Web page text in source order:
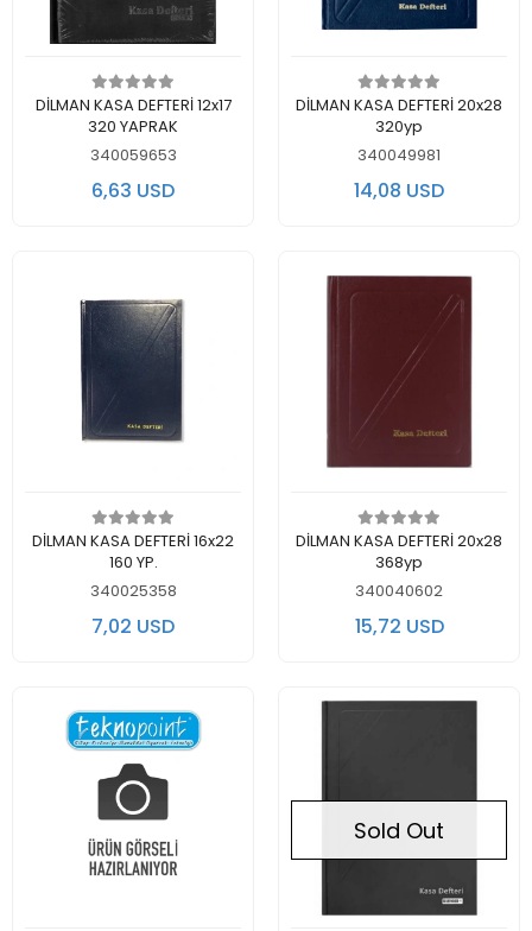
Add to cart
DİLMAN KASA DEFTERİ 12x17
320 YAPRAK
340059653
6,63 USD
Add to cart
DİLMAN KASA DEFTERİ 20x28
320yp
340049981
14,08 USD
Add to cart
DİLMAN KASA DEFTERİ 16x22
160 YP.
340025358
7,02 USD
Add to cart
DİLMAN KASA DEFTERİ 20x28
368yp
340040602
15,72 USD
Sold Out